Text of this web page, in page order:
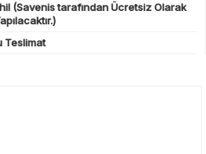
(Savenis tarafından Ücretsiz Olarak
Teslimat